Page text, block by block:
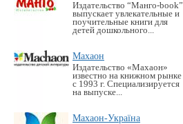
Издательство “Манго-book”
выпускает увлекательные и
поучительные книги для
детей дошкольного...
Махаон
Издательство «Махаон»
известно на книжном рынке
с 1993 г. Специализируется
на выпуске...
Махаон-Україна